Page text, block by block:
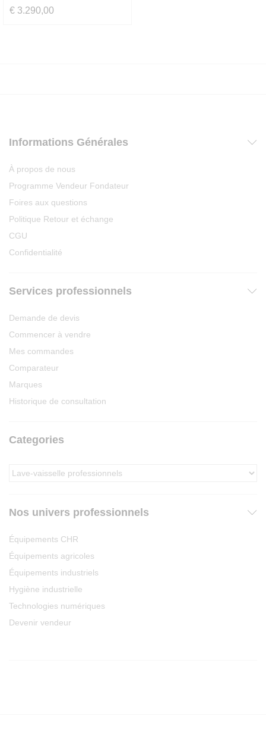
€ 3.290,00
Informations Générales
À propos de nous
Programme Vendeur Fondateur
Foires aux questions
Politique Retour et échange
CGU
Confidentialité
Services professionnels
Demande de devis
Commencer à vendre
Mes commandes
Comparateur
Marques
Historique de consultation
Categories
Nos univers professionnels
Équipements CHR
Équipements agricoles
Équipements industriels
Hygiène industrielle
Technologies numériques
Devenir vendeur